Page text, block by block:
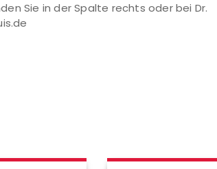
Sie in der Spalte rechts oder bei Dr.